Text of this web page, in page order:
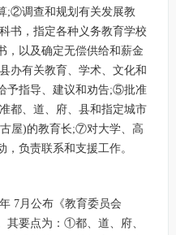
;②调查和规划有关发展教
书，指定各种义务教育学校
，以及确定无偿供给和薪金
办有关教育、学术、文化和
予指导、建议和劝告;⑤批准
都、道、府、县和指定城市
屋)的教育长;⑦对大学、高
负责联系和支援工作。
7月公布《教育委员会
其要点为：①都、道、府、